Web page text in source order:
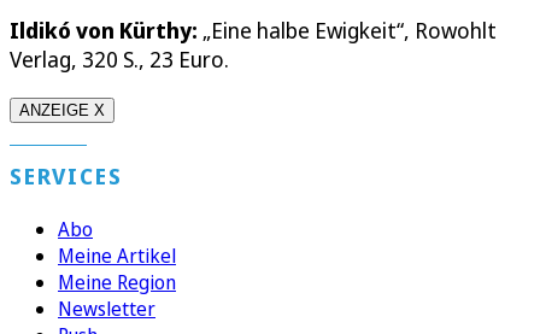
Ildikó von Kürthy: „Eine halbe Ewigkeit“, Rowohlt
Verlag, 320 S., 23 Euro.
ANZEIGE X
SERVICES
Abo
Meine Artikel
Meine Region
Newsletter